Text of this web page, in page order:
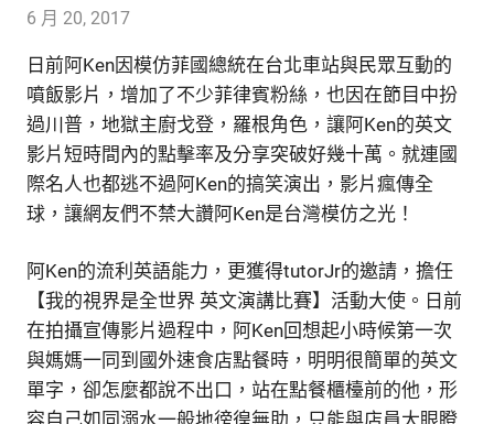
6 月 20, 2017
日前阿Ken因模仿菲國總統在台北車站與民眾互動的
噴飯影片，增加了不少菲律賓粉絲 ，也因在節目中扮
過川普，地獄主廚戈登，羅根角色，讓阿Ken的英文
影片短時間內的點擊率及分享突破好幾十萬。就連國
際名人也都逃不過阿Ken的搞笑演出，影片瘋傳全
球，讓網友們不禁大讚阿Ken是台灣模仿之光！
阿Ken的流利英語能力，更獲得tutorJr的邀請，擔任
【我的視界是全世界 英文演講比賽】活動大使。日前
在拍攝宣傳影片過程中，阿Ken回想起小時候第一次
與媽媽一同到國外速食店點餐時，明明很簡單的英文
單字，卻怎麼都說不出口，站在點餐櫃檯前的他，形